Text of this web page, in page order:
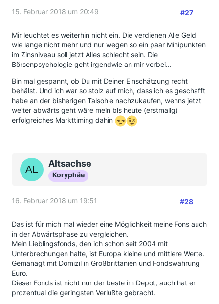
15. Februar 2018 um 20:49 #27
Mir leuchtet es weiterhin nicht ein. Die verdienen Alle Geld
wie lange nicht mehr und nur wegen so ein paar Minipunkten
im Zinsniveau soll jetzt Alles schlecht sein. Die
Börsenpsychologie geht irgendwie an mir vorbei...
Bin mal gespannt, ob Du mit Deiner Einschätzung recht
behälst. Und ich war so stolz auf mich, dass ich es geschafft
habe an der bisherigen Talsohle nachzukaufen, wenns jetzt
weiter abwärts geht wäre mein bis heute (erstmalig)
erfolgreiches Markttiming dahin
Altsachse
Koryphäe
16. Februar 2018 um 19:51 #28
Das ist für mich mal wieder eine Möglichkeit meine Fons auch
in der Abwärtsphase zu vergleichen.
Mein Lieblingsfonds, den ich schon seit 2004 mit
Unterbrechungen halte, ist Europa kleine und mittlere Werte.
Gemanagt mit Domizil in Großbrittanien und Fondswährung
Euro.
Dieser Fonds ist nicht nur der beste im Depot, auch hat er
prozentual die geringsten Verlußte gebracht.